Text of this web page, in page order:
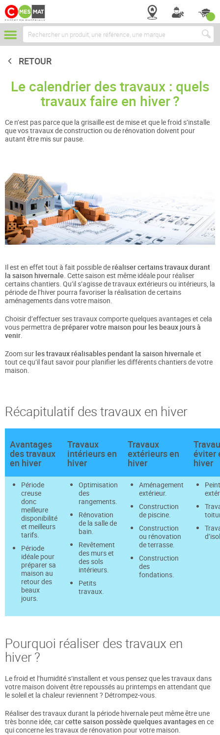
Chercher
RETOUR
Le calendrier des travaux : quels
travaux faire en hiver ?
Ce n’est pas parce que la grisaille est de mise et que le froid s’installe
que vos travaux de construction ou de rénovation doivent pour
autant être mis sur pause.
Il est en effet tout à fait possible deréaliser certains travaux durant
la saison hivernale . Cette saison est même idéale pour réaliser
certains chantiers. Qu’il s’agisse de travaux extérieurs ou intérieurs, la
période de l’hiver pourra favoriser la réalisation de certains
aménagements dans votre maison.
Choisir d’effectuer ses travaux comporte quelques avantages et cela
vous permettra depréparer votre maison pour les beaux jours à
venir
Zoom sur les travaux réalisables pendant la saison hivernale et
tout ce qu’il faut savoir pour planifier les différents chantiers de votre
maison.
Récapitulatif des travaux en hiver
Avantages
des travaux
en hiver
Travaux
intérieurs en
hiver
Travaux
extérieurs en
hiver
éviter
hiver
Période
creuse
donc
meilleure
disponibilité
et meilleurs
tarifs.
Période
idéale pour
préparer sa
maison au
retour des
beaux
jours.
Optimisation
des
rangements.
Rénovation
de la salle de
bain.
Revêtement
des murs et
des sols
intérieurs.
Petits
travaux.
Aménagement
extérieur.
Construction
de piscine.
Construction
ou rénovation
de terrasse.
Construction
des
fondations.
Pourquoi réaliser des travaux en
hiver ?
Le froid et l’humidité s’installent et vous pensez que les travaux dans
votre maison doivent être repoussés au printemps en attendant que
le soleil et la chaleur reviennent ? Détrompez-vous.
Réaliser des travaux durant la période hivernale peut même être une
très bonne idée, carcette saison possède quelques avantagesen ce
qui concerne les travaux de rénovation pour votre maison.